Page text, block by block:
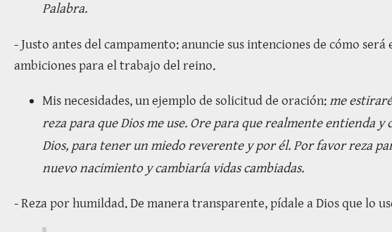
Palabra.
- Justo antes del campamento: anuncie sus intenciones de cómo
ambiciones para el trabajo del reino.
Mis necesidades, un ejemplo de solicitud de oración:me
reza para que Dios me use. Ore para que realmente entienda
Dios, para tener un miedo reverente y por él. Por favor reza
nuevo nacimiento y cambiaría vidas cambiadas.
- Reza por humildad. De manera transparente, pídale a Dios que lo